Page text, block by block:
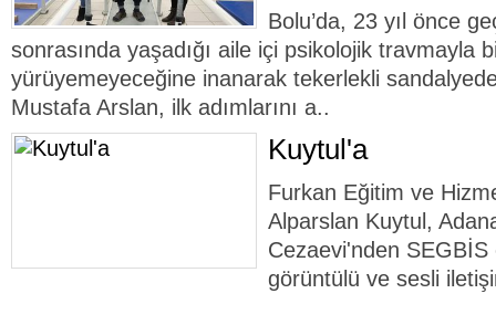
Bolu’da, 23 yıl önce
sonrasında yaşadığı aile içi psikolojik travmayla
yürüyemeyeceğine inanarak tekerlekli
Mustafa Arslan, ilk adımlarını a..
Kuytul'a
Furkan Eğitim ve
Alparslan Kuytul,
Cezaevi'nden SEGBİS
görüntülü ve sesli